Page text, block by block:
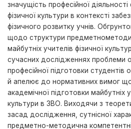
знaчущість професійної
фізичної культури в контексті
фізичного розвитку учнів.
щодо структури
майбутніх учителів фізичної
сучасних дослідженнях проблеми
професійної підготовки студентів
й апелює до нормативних вимог
академічної підготовки майбутніх
культури в ЗВО. Виходячи з
засад дослідження, сутнісної
предметно-методична